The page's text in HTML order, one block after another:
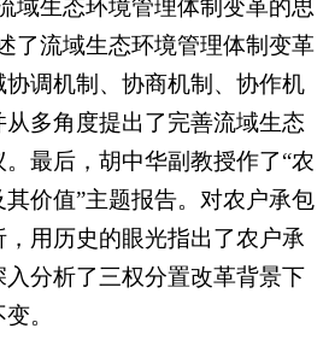
域生态环境管理体制变革的思
了流域生态环境管理体制变革
调机制、协商机制、协作机
多角度提出了完善流域生态
最后，胡中华副教授作了“农
价值”主题报告。对农户承包
用历史的眼光指出了农户承
分析了三权分置改革背景下
。